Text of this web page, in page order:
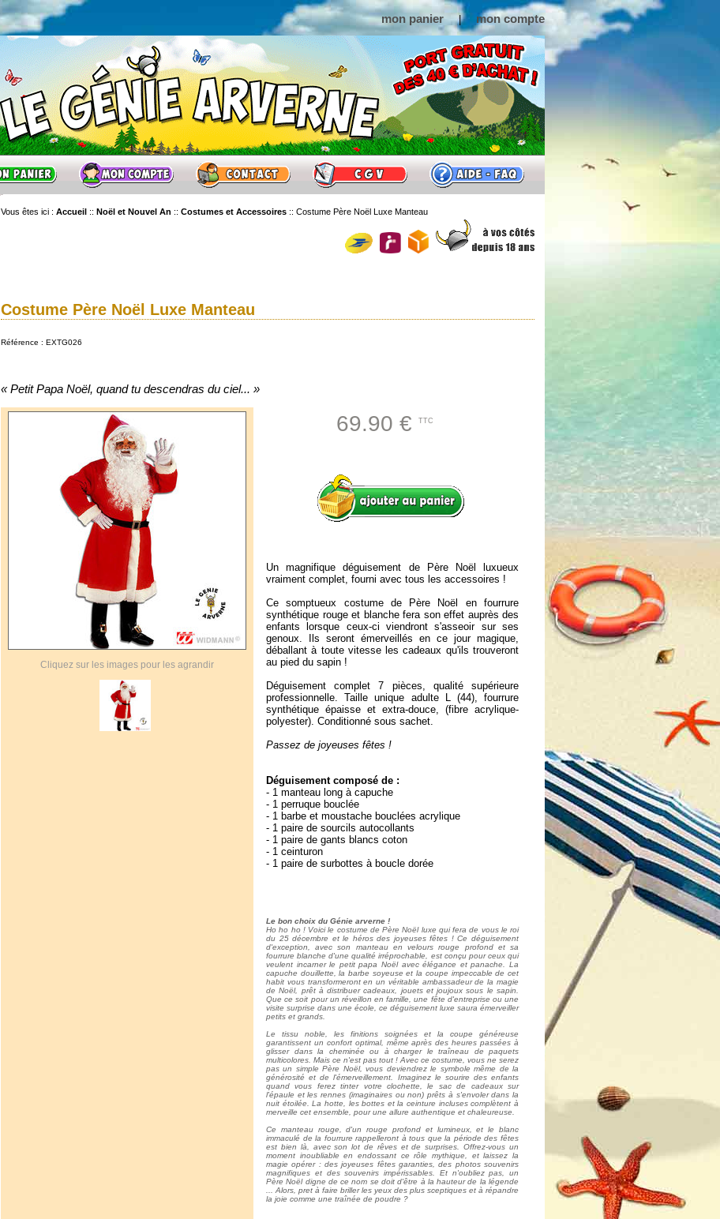
mon panier | mon compte
Vous êtes ici : Accueil :: Noël et Nouvel An :: Costumes et Accessoires :: Costume Père Noël Luxe Manteau
Costume Père Noël Luxe Manteau
Référence : EXTG026
« Petit Papa Noël, quand tu descendras du ciel... »
69.90 € TTC
Un magnifique déguisement de Père Noël luxueux
vraiment complet, fourni avec tous les accessoires !
Ce somptueux costume de Père Noël en fourrure
synthétique rouge et blanche fera son effet auprès des
enfants lorsque ceux-ci viendront s'asseoir sur ses
genoux. Ils seront émerveillés en ce jour magique,
déballant à toute vitesse les cadeaux qu'ils trouveront
au pied du sapin !
Déguisement complet 7 pièces, qualité supérieure
professionnelle. Taille unique adulte L (44), fourrure
synthétique épaisse et extra-douce, (fibre acrylique-
polyester). Conditionné sous sachet.
Passez de joyeuses fêtes !
Déguisement composé de :
- 1 manteau long à capuche
- 1 perruque bouclée
- 1 barbe et moustache bouclées acrylique
- 1 paire de sourcils autocollants
- 1 paire de gants blancs coton
- 1 ceinturon
- 1 paire de surbottes à boucle dorée
Le bon choix du Génie arverne !
Ho ho ho ! Voici le costume de Père Noël luxe qui fera de vous le roi
du 25 décembre et le héros des joyeuses fêtes ! Ce déguisement
d'exception, avec son manteau en velours rouge profond et sa
fourrure blanche d'une qualité irréprochable, est conçu pour ceux qui
veulent incarner le petit papa Noël avec élégance et panache. La
capuche douillette, la barbe soyeuse et la coupe impeccable de cet
habit vous transformeront en un véritable ambassadeur de la magie
de Noël, prêt à distribuer cadeaux, jouets et joujoux sous le sapin.
Que ce soit pour un réveillon en famille, une fête d'entreprise ou une
visite surprise dans une école, ce déguisement luxe saura émerveiller
petits et grands.
Le tissu noble, les finitions soignées et la coupe généreuse
garantissent un confort optimal, même après des heures passées à
glisser dans la cheminée ou à charger le traîneau de paquets
multicolores. Mais ce n'est pas tout ! Avec ce costume, vous ne serez
pas un simple Père Noël, vous deviendrez le symbole même de la
générosité et de l'émerveillement. Imaginez le sourire des enfants
quand vous ferez tinter votre clochette, le sac de cadeaux sur
l'épaule et les rennes (imaginaires ou non) prêts à s'envoler dans la
nuit étoilée. La hotte, les bottes et la ceinture incluses complètent à
merveille cet ensemble, pour une allure authentique et chaleureuse.
Ce manteau rouge, d'un rouge profond et lumineux, et le blanc
immaculé de la fourrure rappelleront à tous que la période des fêtes
est bien là, avec son lot de rêves et de surprises. Offrez-vous un
moment inoubliable en endossant ce rôle mythique, et laissez la
magie opérer : des joyeuses fêtes garanties, des photos souvenirs
magnifiques et des souvenirs impérissables. Et n'oubliez pas, un
Père Noël digne de ce nom se doit d'être à la hauteur de la légende
... Alors, pret à faire briller les yeux des plus sceptiques et à répandre
la joie comme une traînée de poudre ?
Cliquez sur les images pour les agrandir